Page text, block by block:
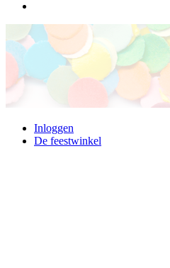
Inloggen
De feestwinkel